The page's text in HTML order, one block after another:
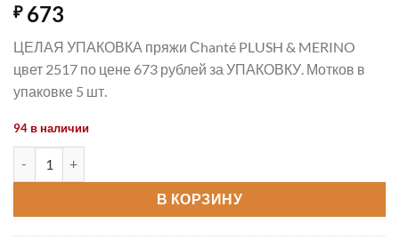
₽673
ЦЕЛАЯ УПАКОВКА пряжи Сhanté PLUSH & MERINO
цвет 2517 по цене 673 рублей за УПАКОВКУ. Мотков в
упаковке 5 шт.
94 в наличии
В КОРЗИНУ